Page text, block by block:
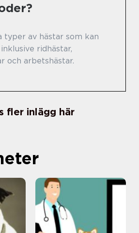
typer av hästar som kan
ridhästar,
och arbetshästar.
fler inlägg här